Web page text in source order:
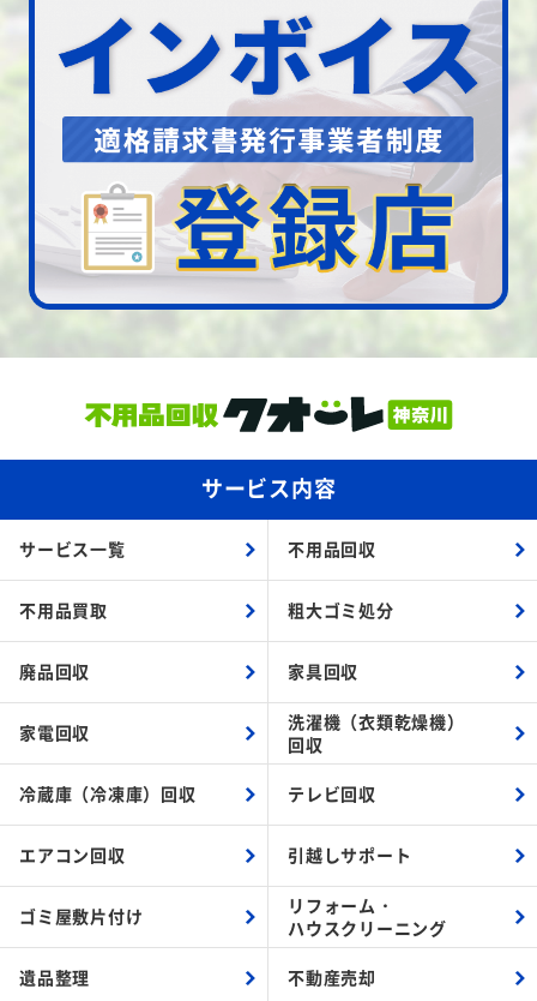
サービス内容
サービス一覧 不用品回収
不用品買取 粗大ゴミ処分
廃品回収 家具回収
家電回収
洗濯機（衣類乾燥機）
回収
冷蔵庫（冷凍庫）回収 テレビ回収
エアコン回収 引越しサポート
ゴミ屋敷片付け
リフォーム・
ハウスクリーニング
遺品整理 不動産売却